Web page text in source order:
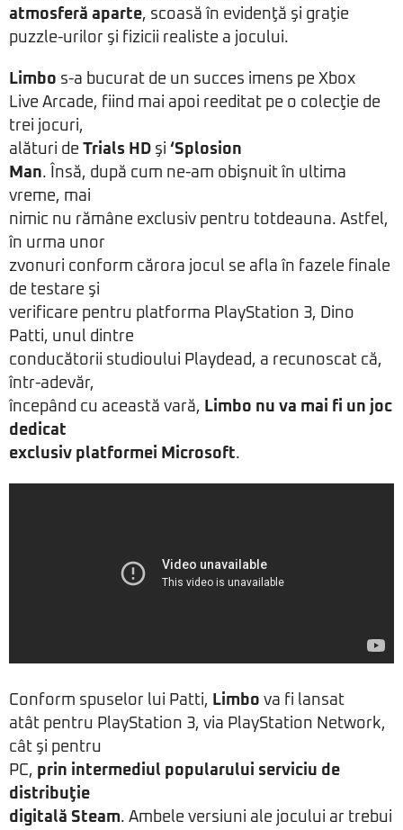
atmosferă aparte, scoasă în evidenţă şi graţie
puzzle-urilor şi fizicii realiste a jocului.
Limbo s-a bucurat de un succes imens pe Xbox
Live Arcade, fiind mai apoi reeditat pe o colecţie de
trei jocuri,
alături de Trials HD şi ‘Splosion
Man. Însă, după cum ne-am obişnuit în ultima
vreme, mai
nimic nu rămâne exclusiv pentru totdeauna. Astfel,
în urma unor
zvonuri conform cărora jocul se afla în fazele finale
de testare şi
verificare pentru platforma PlayStation 3, Dino
Patti, unul dintre
conducătorii studioului Playdead, a recunoscat că,
într-adevăr,
începând cu această vară, Limbo nu va mai fi un joc
dedicat
exclusiv platformei Microsoft.
Conform spuselor lui Patti, Limbo va fi lansat
atât pentru PlayStation 3, via PlayStation Network,
cât şi pentru
PC, prin intermediul popularului serviciu de
distribuţie
digitală Steam. Ambele versiuni ale jocului ar trebui